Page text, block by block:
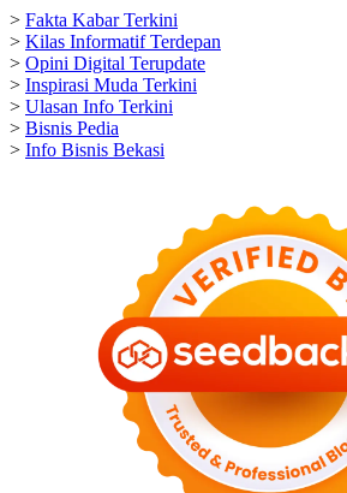
> Fakta Kabar Terkini
> Kilas Informatif Terdepan
> Opini Digital Terupdate
> Inspirasi Muda Terkini
> Ulasan Info Terkini
> Bisnis Pedia
> Info Bisnis Bekasi